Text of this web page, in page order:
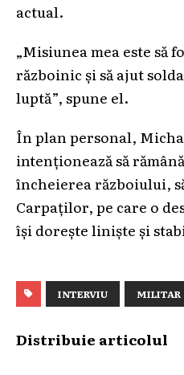
actual.
„Misiunea mea este să
războinic și să ajut
luptă”, spune el.
În plan personal,
intenționează să
încheierea războiului,
Carpaților, pe care o
își dorește liniște și
INTERVIU MILITAR
Distribuie articolul